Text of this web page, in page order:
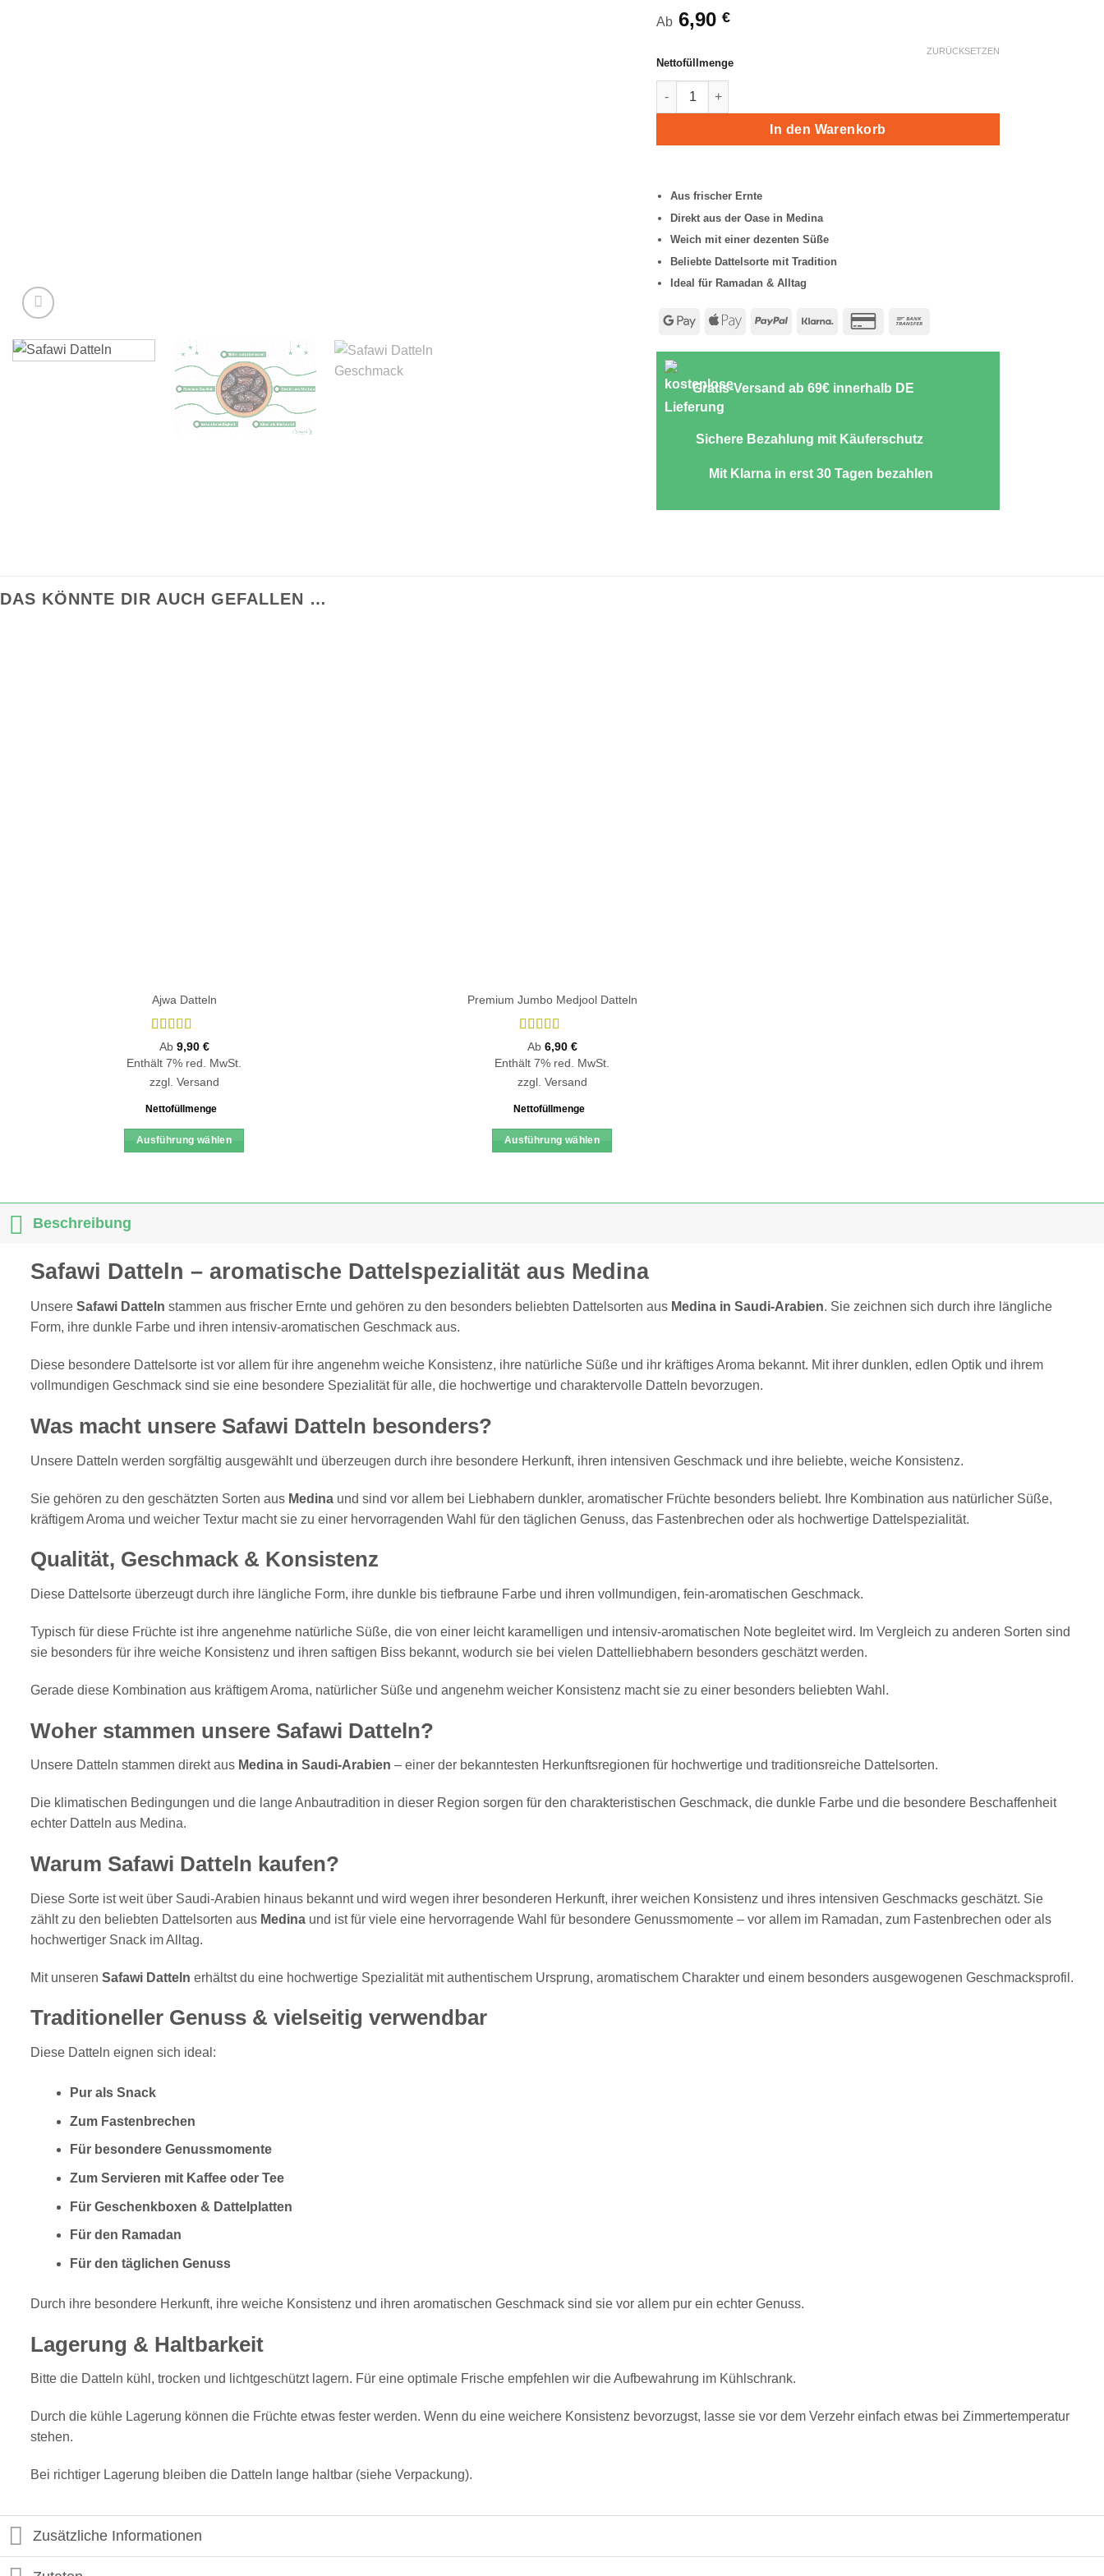
basierend
auf
Ab 6,90 €
Nettofüllmenge
ZURÜCKSETZEN
Safawi Datteln Menge
In den Warenkorb
Aus frischer Ernte
Direkt aus der Oase in Medina
Weich mit einer dezenten Süße
Beliebte Dattelsorte mit Tradition
Ideal für Ramadan & Alltag
Google Apple
PayPal Klarna
Credit
Gratis-Versand ab 69€ innerhalb DE
Sichere Bezahlung mit Käuferschutz
Mit Klarna in erst 30 Tagen bezahlen
DAS KÖNNTE DIR AUCH GEFALLEN …
Ajwa Datteln
Bewertet
mit4.84
von 5
Ab 9,90 €
Enthält 7% red. MwSt.
zzgl. Versand
Nettofüllmenge
Ausführung wählen
Die
können
auf
Produktseite
gewählt
Premium Jumbo Medjool Datteln
Bewertet
mit4.83
von 5
Ab 6,90 €
Enthält 7% red. MwSt.
zzgl. Versand
Nettofüllmenge
Ausführung wählen
Die
können
Produktseite
gewählt
Beschreibung
Safawi Datteln – aromatische Dattelspezialität aus Medina
Unsere Safawi Datteln stammen aus frischer Ernte und gehören zu den besonders beliebten Dattelsorten aus Medina in Saudi-Arabien. Sie zeichnen sich durch ihre längliche
Form, ihre dunkle Farbe und ihren intensiv-aromatischen Geschmack aus.
Diese besondere Dattelsorte ist vor allem für ihre angenehm weiche Konsistenz, ihre natürliche Süße und ihr kräftiges Aroma bekannt. Mit ihrer dunklen, edlen Optik und ihrem
vollmundigen Geschmack sind sie eine besondere Spezialität für alle, die hochwertige und charaktervolle Datteln bevorzugen.
Was macht unsere Safawi Datteln besonders?
Unsere Datteln werden sorgfältig ausgewählt und überzeugen durch ihre besondere Herkunft, ihren intensiven Geschmack und ihre beliebte, weiche Konsistenz.
Sie gehören zu den geschätzten Sorten aus Medinaund sind vor allem bei Liebhabern dunkler, aromatischer Früchte besonders beliebt. Ihre Kombination aus natürlicher Süße,
kräftigem Aroma und weicher Textur macht sie zu einer hervorragenden Wahl für den täglichen Genuss, das Fastenbrechen oder als hochwertige Dattelspezialität.
Qualität, Geschmack & Konsistenz
Diese Dattelsorte überzeugt durch ihre längliche Form, ihre dunkle bis tiefbraune Farbe und ihren vollmundigen, fein-aromatischen Geschmack.
Typisch für diese Früchte ist ihre angenehme natürliche Süße, die von einer leicht karamelligen und intensiv-aromatischen Note begleitet wird. Im Vergleich zu anderen Sorten sind
sie besonders für ihre weiche Konsistenz und ihren saftigen Biss bekannt, wodurch sie bei vielen Dattelliebhabern besonders geschätzt werden.
Gerade diese Kombination aus kräftigem Aroma, natürlicher Süße und angenehm weicher Konsistenz macht sie zu einer besonders beliebten Wahl.
Woher stammen unsere Safawi Datteln?
Unsere Datteln stammen direkt aus Medina in Saudi-Arabien – einer der bekanntesten Herkunftsregionen für hochwertige und traditionsreiche Dattelsorten.
Die klimatischen Bedingungen und die lange Anbautradition in dieser Region sorgen für den charakteristischen Geschmack, die dunkle Farbe und die besondere Beschaffenheit
echter Datteln aus Medina.
Warum Safawi Datteln kaufen?
Diese Sorte ist weit über Saudi-Arabien hinaus bekannt und wird wegen ihrer besonderen Herkunft, ihrer weichen Konsistenz und ihres intensiven Geschmacks geschätzt. Sie
zählt zu den beliebten Dattelsorten aus Medinaund ist für viele eine hervorragende Wahl für besondere Genussmomente – vor allem im Ramadan, zum Fastenbrechen oder als
hochwertiger Snack im Alltag.
Mit unseren Safawi Datteln erhältst du eine hochwertige Spezialität mit authentischem Ursprung, aromatischem Charakter und einem besonders ausgewogenen Geschmacksprofil.
Traditioneller Genuss & vielseitig verwendbar
Diese Datteln eignen sich ideal:
Pur als Snack
Zum Fastenbrechen
Für besondere Genussmomente
Zum Servieren mit Kaffee oder Tee
Für Geschenkboxen & Dattelplatten
Für den Ramadan
Für den täglichen Genuss
Durch ihre besondere Herkunft, ihre weiche Konsistenz und ihren aromatischen Geschmack sind sie vor allem pur ein echter Genuss.
Lagerung & Haltbarkeit
Bitte die Datteln kühl, trocken und lichtgeschützt lagern. Für eine optimale Frische empfehlen wir die Aufbewahrung im Kühlschrank.
Durch die kühle Lagerung können die Früchte etwas fester werden. Wenn du eine weichere Konsistenz bevorzugst, lasse sie vor dem Verzehr einfach etwas bei Zimmertemperatur
stehen.
Bei richtiger Lagerung bleiben die Datteln lange haltbar (siehe Verpackung).
Zusätzliche Informationen